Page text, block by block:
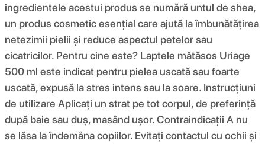
ingredientele acestui produs se numără untul de shea,
un produs cosmetic esențial care ajută la îmbunătățirea
netezimii pielii și reduce aspectul petelor sau
cicatricilor. Pentru cine este? Laptele mătăsos Uriage
500 ml este indicat pentru pielea uscată sau foarte
uscată, expusă la stres intens sau la soare. Instrucțiuni
de utilizare Aplicați un strat pe tot corpul, de preferință
după baie sau duș, masând ușor. Contraindicații A nu
se lăsa la îndemâna copiilor. Evitați contactul cu ochii și